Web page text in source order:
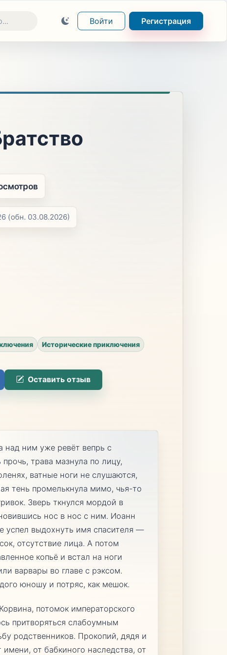
Войти Регистрация
(обн. 03.08.2026)
Исторические приключения
Оставить отзыв
над ним уже ревёт вепрь с
трава мазнула по лицу,
ватные ноги не слушаются,
тень промелькнула мимо, чья-то
Зверь ткнулся мордой в
нос в нос с ним. Иоанн
успел выдохнуть имя спасителя —
отсутствие лица. А потом
копьё и встал на ноги
варвары во главе с рэксом.
юношу и потряс, как мешок.
потомок императорского
притворяться слабоумным
родственников. Прокопий, дядя и
от бабкиного наследства, от